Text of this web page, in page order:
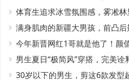
体育生追求冰雪氛围感，雾凇
满身肌肉的新疆大男孩，前凸
今年新晋网红1哥就是他了！颜
男生夏日“极简风”穿搭，完美
30岁以下的男生，剪这6款发型